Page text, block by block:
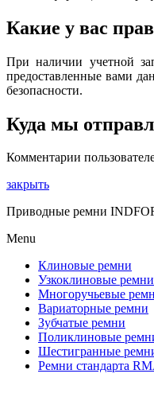
Какие у вас
При наличии учетной
предоставленные вами
безопасности.
Куда мы
Комментарии
закрыть
Приводные ремни
Menu
Клиновые ремни
Узкоклиновые ремни
Многоручьевые
Вариаторные ремни
Зубчатые ремни
Поликлиновые
Шестигранные
Ремни стандарта